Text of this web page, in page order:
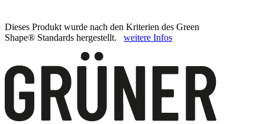
Dieses Produkt wurde nach den Kriterien des Green
Shape® Standards hergestellt. weitere Infos